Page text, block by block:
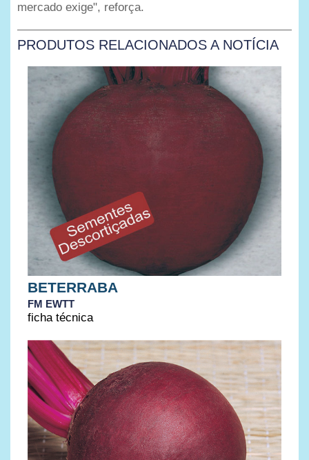
mercado exige", reforça.
PRODUTOS RELACIONADOS A NOTÍCIA
BETERRABA
FM EWTT
ficha técnica